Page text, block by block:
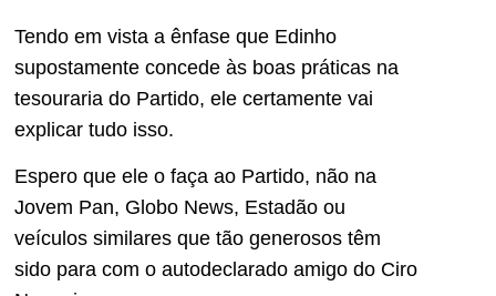
Tendo em vista a ênfase que Edinho
supostamente concede às boas práticas na
tesouraria do Partido, ele certamente vai
explicar tudo isso.
Espero que ele o faça ao Partido, não na
Jovem Pan, Globo News, Estadão ou
veículos similares que tão generosos têm
sido para com o autodeclarado amigo do Ciro